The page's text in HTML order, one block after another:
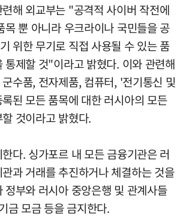
해 외교부는 "공격적 사이버 작전에
목 뿐 아니라 우크라이나 국민들을 공
위한 무기로 직접 사용될 수 있는 품
통제할 것"이라고 밝혔다. 이와 관련해
수품, 전자제품, 컴퓨터, '전기통신 및
된 모든 품목에 대한 러시아의 모든
것이라고 밝혔다.
다. 싱가포르 내 모든 금융기관은 러
과 거래를 추진하거나 체결하는 것을
정부와 러시아 중앙은행 및 관계사들
금 모금 등을 금지한다.